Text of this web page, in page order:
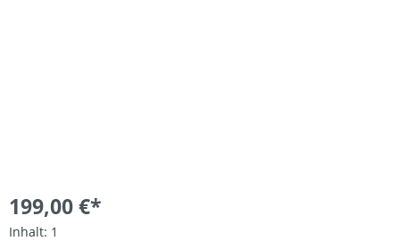
199,00 €*
Inhalt: 1